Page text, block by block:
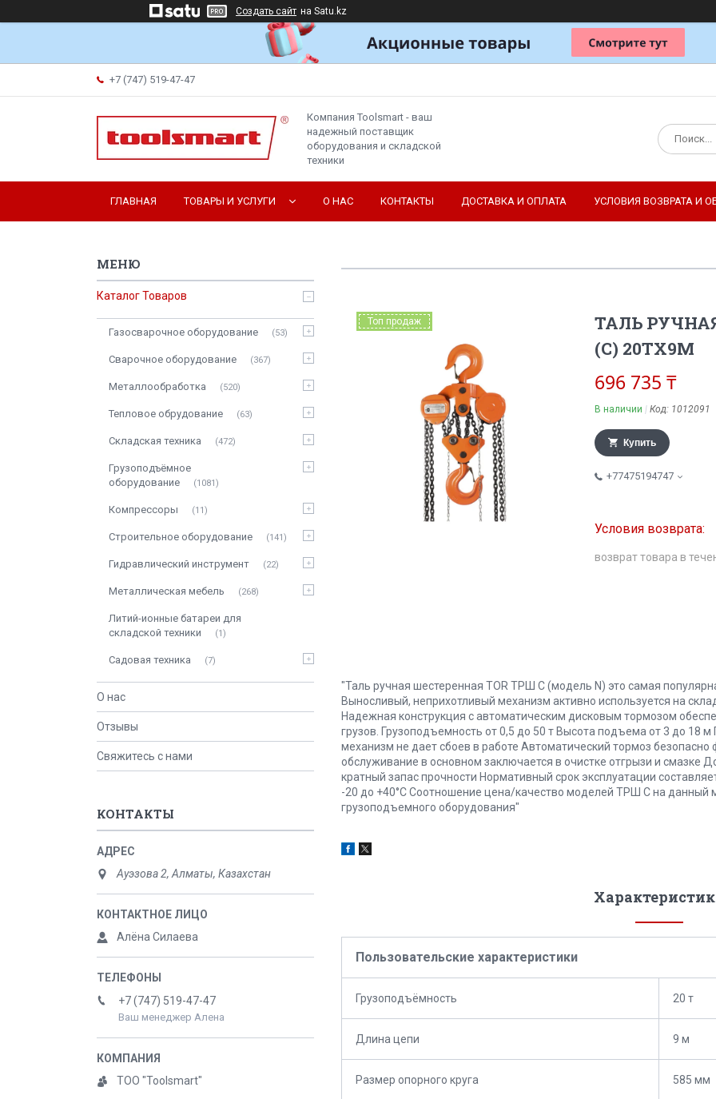
Создать сайт на Satu.kz
+7 (747) 519-47-47
Компания Toolsmart - ваш
надежный поставщик
оборудования и складской
техники
ГЛАВНАЯ ТОВАРЫ И УСЛУГИ О НАС КОНТАКТЫ ДОСТАВКА И ОПЛАТА УСЛОВИЯ ВОЗВРАТА И
Топ продаж
ТАЛЬ
(C) 20ТХ9М
696 735 ₸
В наличии Код: 1012091
Купить
+77475194747
возврат товара в
"Таль ручная шестеренная TOR ТРШ C (модель N) это самая
Выносливый, неприхотливый механизм активно используется на
Надежная конструкция с автоматическим дисковым тормозом
грузов. Грузоподъемность от 0,5 до 50 т Высота подъема от 3 до 18
механизм не дает сбоев в работе Автоматический тормоз безопасно
обслуживание в основном заключается в очистке отгрызи и смазке
кратный запас прочности Нормативный срок эксплуатации
-20 до +40°C Соотношение цена/качество моделей ТРШ С на данный
грузоподъемного оборудования"
Пользовательские характеристики
Грузоподъёмность 20 т
Длина цепи 9 м
Размер опорного круга 585 мм
Каталог Товаров
Газосварочное оборудование 53
Сварочное оборудование 367
Металлообработка 520
Тепловое обрудование 63
Складская техника 472
Грузоподъёмное
оборудование
1081
Компрессоры 11
Строительное оборудование 141
Гидравлический инструмент 22
Металлическая мебель 268
Литий-ионные батареи для
складской техники
1
Садовая техника 7
О нас
Отзывы
Свяжитесь с нами
КОНТАКТЫ
Ауэзова 2, Алматы, Казахстан
Алёна Силаева
+7 (747) 519-47-47
Ваш менеджер Алена
ТОО "Toolsmart"